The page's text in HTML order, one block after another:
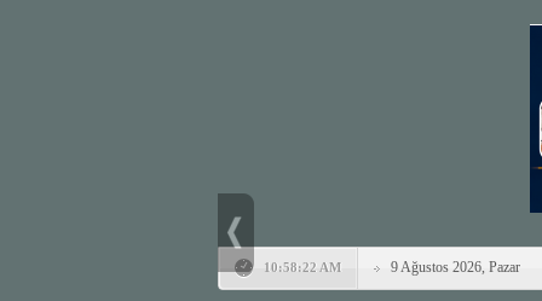
10:58:22 AM 9 Ağustos 2026, Pazar